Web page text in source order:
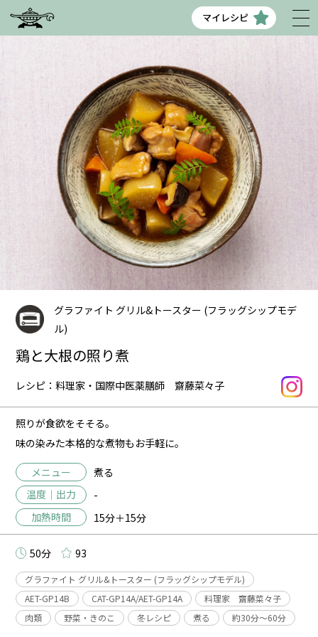
マイレシピ
グラファイト グリル&トースター (フラッグシップモデ
ル)
鶏と大根の照り煮
レシピ：料理家・国際中医薬膳師 齋藤菜々子
照りが食欲をそそる。
味の染みた本格的な煮物もお手軽に。
メニュー
煮る
温度｜出力
-
加熱時間
15分＋15分
50分 93
グラファイト グリル&トースター (フラッグシップモデル)
AET-GP14B
CAT-GP14A/AET-GP14A
料理家 齋藤菜々子
肉類
野菜・きのこ 冬レシピ 煮る 約30分〜60分